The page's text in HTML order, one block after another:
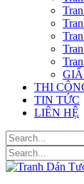
THI
TIN TỨC
LIÊN HỆ